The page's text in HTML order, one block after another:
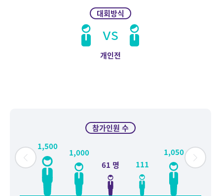
대회방식
vs
개인전
참가인원 수
550
1,500
1,000
61 명
111
1,050